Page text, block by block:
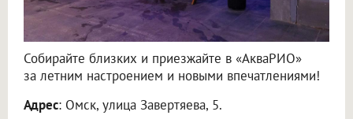
Собирайте близких и приезжайте в «АкваРИО»
за летним настроением и новыми впечатлениями!
Адрес: Омск, улица Завертяева, 5.